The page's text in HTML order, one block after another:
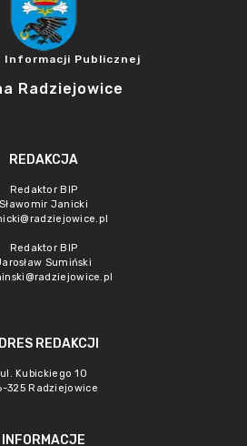
Informacji Publicznej
Radziejowice
REDAKCJA
Redaktor BIP
Sławomir Janicki
Redaktor BIP
Sumiński
REDAKCJI
ul. Kubickiego 10
325 Radziejowice
INFORMACJE